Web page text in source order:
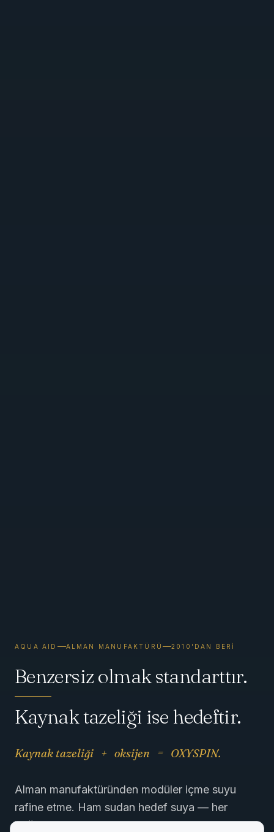
AQUA AID ALMAN MANUFAKTÜRÜ 2010'DAN BERİ
Benzersiz olmak standarttır.
Kaynak tazeliği ise hedeftir.
Kaynak tazeliği + oksijen = OXYSPIN.
Alman manufaktüründen modüler içme suyu
rafine etme. Ham sudan hedef suya — her
bağlantı için ayrı yapılandırılmış.